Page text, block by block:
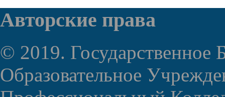
Авторские права
© 2019. Государственное
Образовательное